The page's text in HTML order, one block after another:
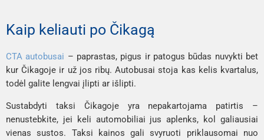
Kaip keliauti po Čikagą
CTA autobusai – paprastas, pigus ir patogus būdas nuvykti bet
kur Čikagoje ir už jos ribų. Autobusai stoja kas kelis kvartalus,
todėl galite lengvai įlipti ar išlipti.
Sustabdyti taksi Čikagoje yra nepakartojama patirtis –
nenustebkite, jei keli automobiliai jus aplenks, kol galiausiai
vienas sustos. Taksi kainos gali svyruoti priklausomai nuo